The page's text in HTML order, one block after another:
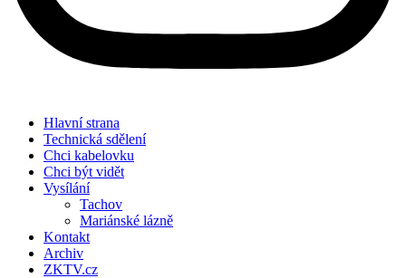
Hlavní strana
Technická sdělení
Chci kabelovku
Chci být vidět
Vysílání
Tachov
Mariánské lázně
Kontakt
Archiv
ZKTV.cz